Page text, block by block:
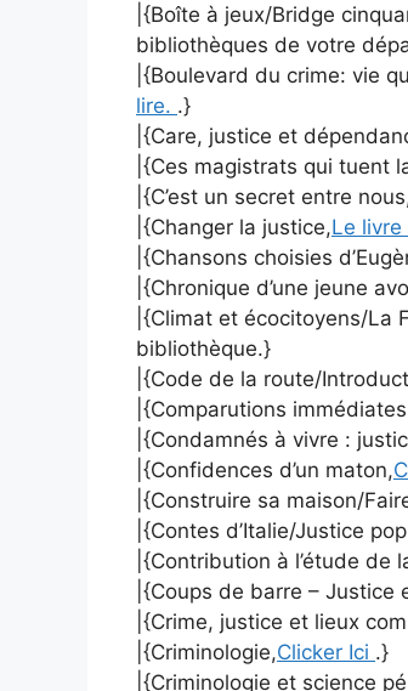
|{Boîte à jeux/Bridge
bibliothèques de votre
|{Boulevard du crime: vie
lire. .}
|{Care, justice et
|{Ces magistrats qui tuent
|{C’est un secret entre
|{Changer la justice,Le livre
|{Chansons choisies
|{Chronique d’une jeune
|{Climat et écocitoyens/La
bibliothèque.}
|{Code de la route/
|{Comparutions
|{Condamnés à vivre :
|{Confidences d’un maton,
|{Construire sa maison/
|{Contes d’Italie/Justice
|{Contribution à l’étude de
|{Coups de barre – Justice
|{Crime, justice et lieux
|{Criminologie,Clicker Ici .}
|{Criminologie et science